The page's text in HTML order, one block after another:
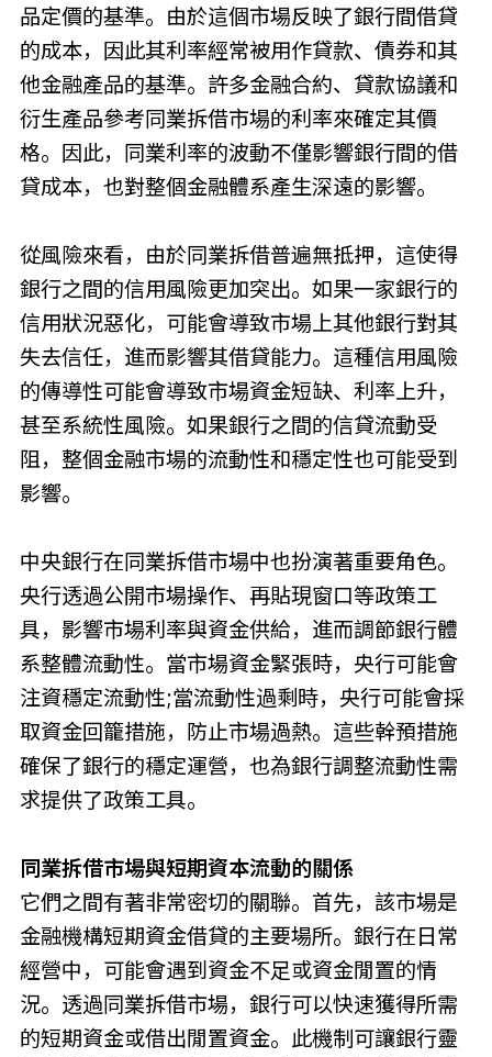
品定價的基準。由於這個市場反映了銀行間借貸
的成本，因此其利率經常被用作貸款、債券和其
他金融產品的基準。許多金融合約、貸款協議和
衍生產品參考同業拆借市場的利率來確定其價
格。因此，同業利率的波動不僅影響銀行間的借
貸成本，也對整個金融體系產生深遠的影響。
從風險來看，由於同業拆借普遍無抵押，這使得
銀行之間的信用風險更加突出。如果一家銀行的
信用狀況惡化，可能會導致市場上其他銀行對其
失去信任，進而影響其借貸能力。這種信用風險
的傳導性可能會導致市場資金短缺、利率上升，
甚至系統性風險。如果銀行之間的信貸流動受
阻，整個金融市場的流動性和穩定性也可能受到
影響。
中央銀行在同業拆借市場中也扮演著重要角色。
央行透過公開市場操作、再貼現窗口等政策工
具，影響市場利率與資金供給，進而調節銀行體
系整體流動性。當市場資金緊張時，央行可能會
注資穩定流動性;當流動性過剩時，央行可能會採
取資金回籠措施，防止市場過熱。這些幹預措施
確保了銀行的穩定運營，也為銀行調整流動性需
求提供了政策工具。
同業拆借市場與短期資本流動的關係
它們之間有著非常密切的關聯。首先，該市場是
金融機構短期資金借貸的主要場所。銀行在日常
經營中，可能會遇到資金不足或資金閒置的情
況。透過同業拆借市場，銀行可以快速獲得所需
的短期資金或借出閒置資金。此機制可讓銀行靈